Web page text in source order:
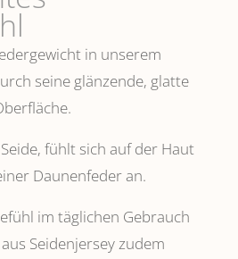
in unserem
seine glänzende, glatte
fühlt sich auf der Haut
Daunenfeder an.
im täglichen Gebrauch
Seidenjersey zudem